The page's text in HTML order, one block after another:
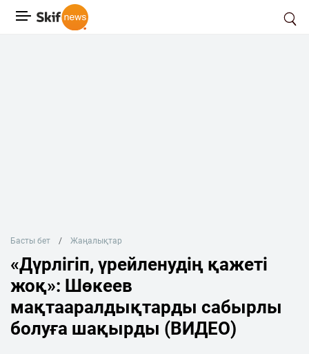
Басты бет Жаңалықтар
«Дүрлігіп, үрейленудің қажеті
жоқ»: Шөкеев
мақтааралдықтарды сабырлы
болуға шақырды (ВИДЕО)